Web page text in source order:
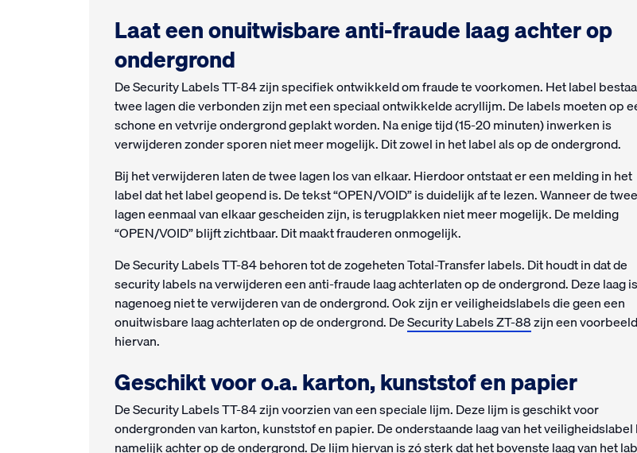
Laat een onuitwisbare anti-fraude laag achter op
ondergrond
De Security Labels TT-84 zijn specifiek ontwikkeld om fraude te voorkomen. Het label
twee lagen die verbonden zijn met een speciaal ontwikkelde acryllijm. De labels moeten op
schone en vetvrije ondergrond geplakt worden. Na enige tijd (15-20 minuten) inwerken is
verwijderen zonder sporen niet meer mogelijk. Dit zowel in het label als op de ondergrond.
Bij het verwijderen laten de twee lagen los van elkaar. Hierdoor ontstaat er een melding in het
label dat het label geopend is. De tekst “OPEN/VOID” is duidelijk af te lezen. Wanneer de twee
lagen eenmaal van elkaar gescheiden zijn, is terugplakken niet meer mogelijk. De melding
“OPEN/VOID” blijft zichtbaar. Dit maakt frauderen onmogelijk.
De Security Labels TT-84 behoren tot de zogeheten Total-Transfer labels. Dit houdt in dat de
security labels na verwijderen een anti-fraude laag achterlaten op de ondergrond. Deze laag is
nagenoeg niet te verwijderen van de ondergrond. Ook zijn er veiligheidslabels die geen een
onuitwisbare laag achterlaten op de ondergrond. DeSecurity Labels ZT-88zijn een voorbeeld
hiervan.
Geschikt voor o.a. karton, kunststof en papier
De Security Labels TT-84 zijn voorzien van een speciale lijm. Deze lijm is geschikt voor
ondergronden van karton, kunststof en papier. De onderstaande laag van het
namelijk achter op de ondergrond. De lijm hiervan is zó sterk dat het bovenste laag van het